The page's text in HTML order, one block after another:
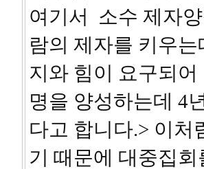
여기서 소수 제자
람의 제자를 키우
지와 힘이 요구되
명을 양성하는데 4
다고 합니다.> 이처
기 때문에 대중집